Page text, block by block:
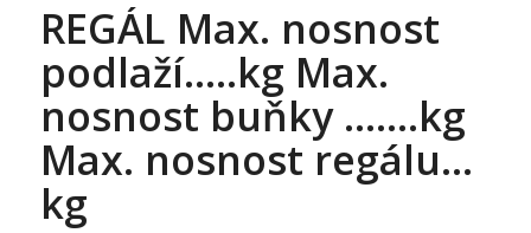
REGÁL Max. nosnost
podlaží…..kg Max.
nosnost buňky …….kg
Max. nosnost regálu…
kg